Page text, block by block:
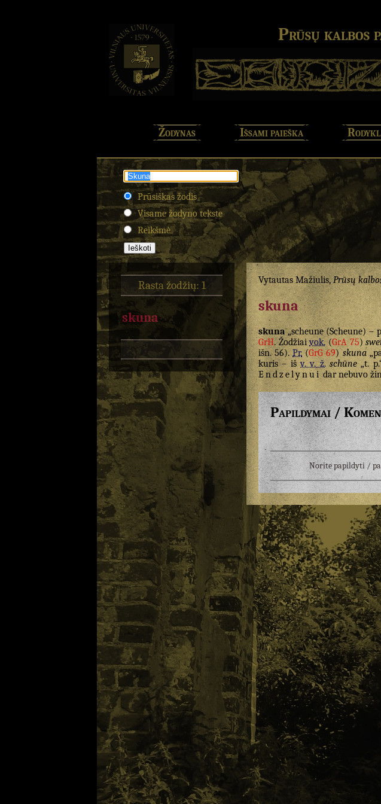
Prūsų kalbos
Žodynas Išsami paieška
Prūsiškas žodis
Visame žodyno tekste
Reikšmė
Rasta žodžių: 1
skuna
Vytautas Mažiulis,Prūsų
skuna
skuna„scheune (Scheune) –
GrH. Žodžiaivok.(GrA 75)
išn. 56).Pr.(GrG 69)skuna
kuris – išv. v. ž. schūne„t.
Endzelynuidar nebuvo
Papildymai /
Norite papildyti /